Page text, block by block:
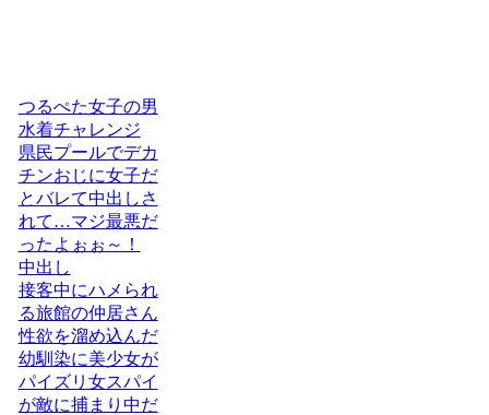
つるぺた女子の男
水着チャレンジ
県民プールでデカ
チンおじに女子だ
とバレて中出しさ
れて…マジ最悪だ
ったよぉぉ～！
中出し
接客中にハメられ
る旅館の仲居さん
性欲を溜め込んだ
幼馴染に美少女が
パイズリ女スパイ
が敵に捕まり中だ